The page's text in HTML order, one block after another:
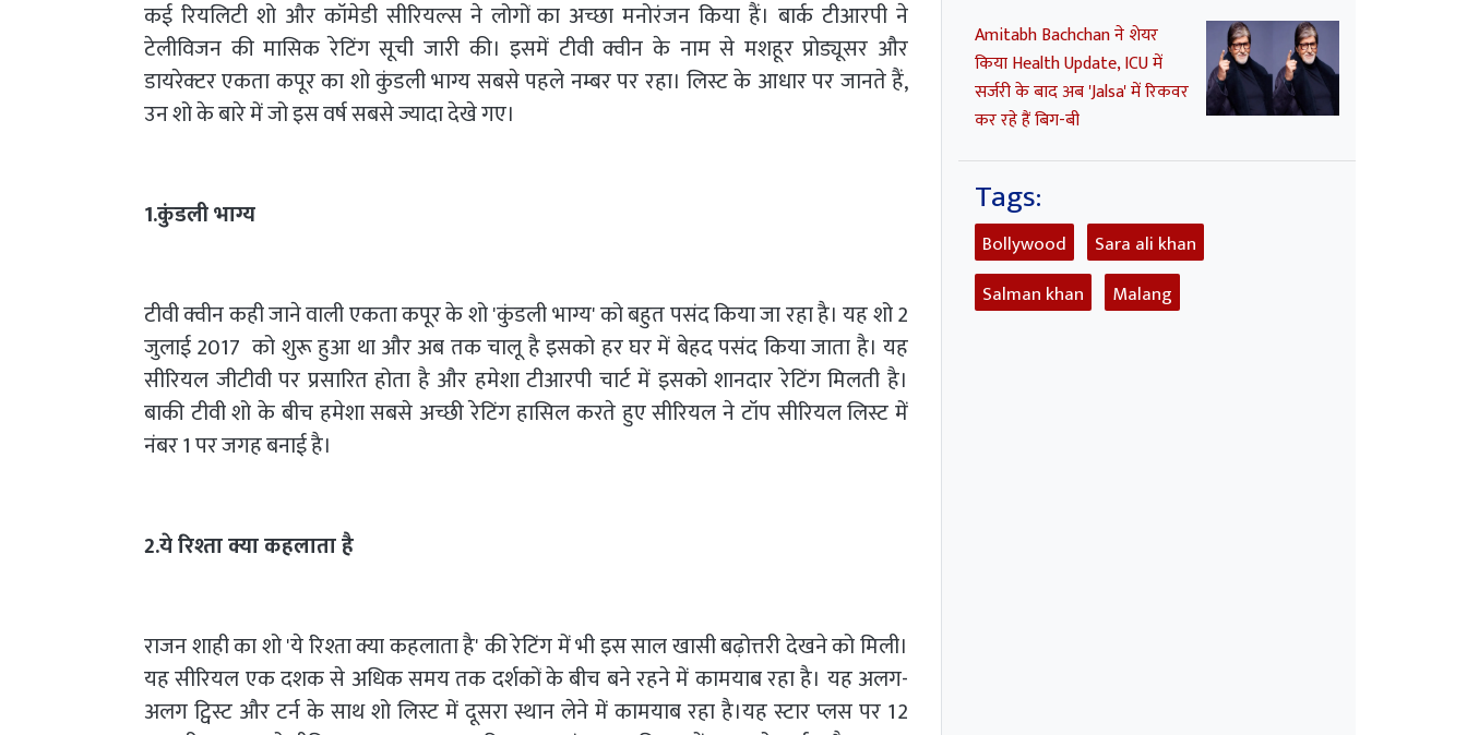
कई रियलिटी शो और कॉमेडी सीरियल्स ने लोगों का अच्छा मनोरंजन किया हैं। बार्क टीआरपी ने
टेलीविजन की मासिक रेटिंग सूची जारी की। इसमें टीवी क्वीन के नाम से मशहूर प्रोड्यूसर और
डायरेक्टर एकता कपूर का शो कुंडली भाग्य सबसे पहले नम्बर पर रहा। लिस्ट के आधार पर जानते हैं,
उन शो के बारे में जो इस वर्ष सबसे ज्यादा देखे गए।
1.कुंडली भाग्य
टीवी क्वीन कही जाने वाली एकता कपूर के शो 'कुंडली भाग्य' को बहुत पसंद किया जा रहा है। यह शो 2
जुलाई 2017 को शुरू हुआ था और अब तक चालू है इसको हर घर में बेहद पसंद किया जाता है। यह
सीरियल जीटीवी पर प्रसारित होता है और हमेशा टीआरपी चार्ट में इसको शानदार रेटिंग मिलती है।
बाकी टीवी शो के बीच हमेशा सबसे अच्छी रेटिंग हासिल करते हुए सीरियल ने टॉप सीरियल लिस्ट में
नंबर 1 पर जगह बनाई है।
2.ये रिश्ता क्या कहलाता है
राजन शाही का शो 'ये रिश्ता क्या कहलाता है' की रेटिंग में भी इस साल खासी बढ़ोत्तरी देखने को मिली।
यह सीरियल एक दशक से अधिक समय तक दर्शकों के बीच बने रहने में कामयाब रहा है। यह अलग-
अलग ट्विस्ट और टर्न के साथ शो लिस्ट में दूसरा स्थान लेने में कामयाब रहा है।यह स्टार प्लस पर 12
Amitabh Bachchan ने शेयर
किया Health Update, ICU में
सर्जरी के बाद अब 'Jalsa' में रिकवर
कर रहे हैं बिग-बी
Tags:
Bollywood
Sara ali khan
Salman khan
Malang